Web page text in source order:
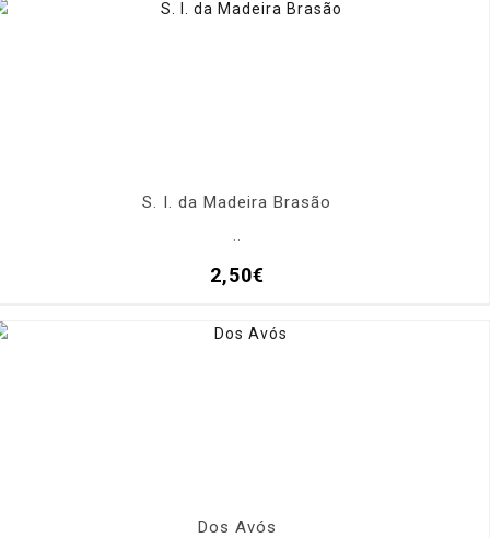
S. I. da Madeira Brasão
2,50€
Dos Avós